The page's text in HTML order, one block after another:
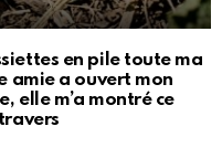
en pile toute ma
amie a ouvert mon
elle m’a montré ce